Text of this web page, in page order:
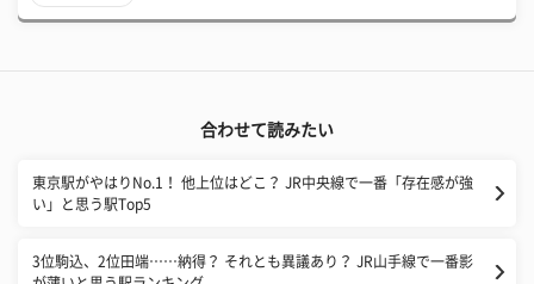
合わせて読みたい
東京駅がやはりNo.1！ 他上位はどこ？ JR中央線で一番「存在感が強
い」と思う駅Top5
3位駒込、2位田端……納得？ それとも異議あり？ JR山手線で一番影